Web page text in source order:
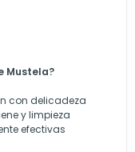
Mustela?
con delicadeza
y limpieza
efectivas